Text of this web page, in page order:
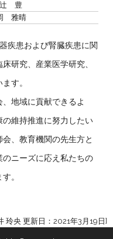
豊
雅晴
疾患および腎臓疾患に関
研究、産業医学研究、
す。
地域に貢献できるよ
維持推進に努力したい
、教育機関の先生方と
ニーズに応え私たちの
。
玲央 更新日：2021年3月19日]